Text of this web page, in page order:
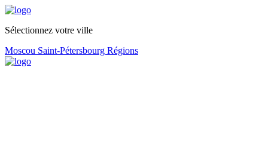
Sélectionnez votre ville
Moscou Saint-Pétersbourg Régions